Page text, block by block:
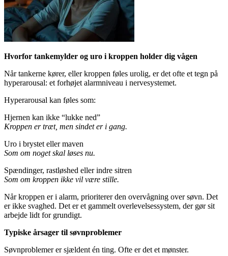
Hvorfor tankemylder og uro i kroppen holder dig vågen
Når tankerne kører, eller kroppen føles urolig, er det ofte et tegn på
hyperarousal: et forhøjet alarmniveau i nervesystemet.
Hyperarousal kan føles som:
Hjernen kan ikke “lukke ned”
Kroppen er træt, men sindet er i gang.
Uro i brystet eller maven
Som om noget skal løses nu.
Spændinger, rastløshed eller indre sitren
Som om kroppen ikke vil være stille.
Når kroppen er i alarm, prioriterer den overvågning over søvn. Det
er ikke svaghed. Det er et gammelt overlevelsessystem, der gør sit
arbejde lidt for grundigt.
Typiske årsager til søvnproblemer
Søvnproblemer er sjældent én ting. Ofte er det et mønster.